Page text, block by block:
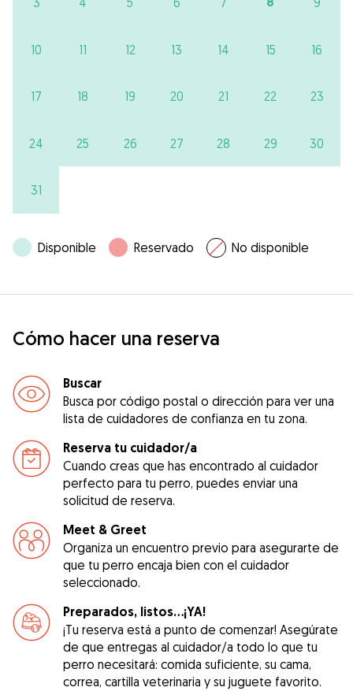
10 11 12 13 14 15 16
17 18 19 20 21 22 23
24 25 26 27 28 29 30
31
Disponible Reservado No disponible
Cómo hacer una reserva
Buscar
Busca por código postal o dirección para ver una
lista de cuidadores de confianza en tu zona.
Reserva tu cuidador/a
Cuando creas que has encontrado al cuidador
perfecto para tu perro, puedes enviar una
solicitud de reserva.
Meet & Greet
Organiza un encuentro previo para asegurarte de
que tu perro encaja bien con el cuidador
seleccionado.
Preparados, listos...¡YA!
¡Tu reserva está a punto de comenzar! Asegúrate
de que entregas al cuidador/a todo lo que tu
perro necesitará: comida suficiente, su cama,
correa, cartilla veterinaria y su juguete favorito.